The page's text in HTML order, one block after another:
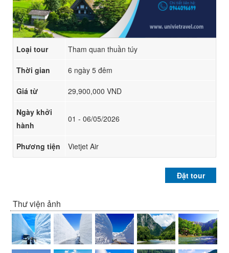
Loại tour Tham quan thuần túy
Thời gian 6 ngày 5 đêm
Giá từ 29,900,000 VND
Ngày khởi
hành
01 - 06/05/2026
Phương tiện Vietjet Air
Đặt tour
Thư viện ảnh